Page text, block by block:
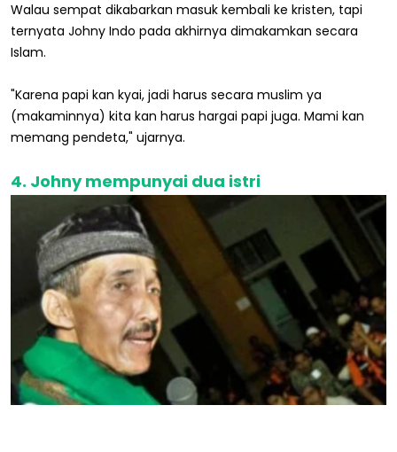
Walau sempat dikabarkan masuk kembali ke kristen, tapi
ternyata Johny Indo pada akhirnya dimakamkan secara
Islam.
"Karena papi kan kyai, jadi harus secara muslim ya
(makaminnya) kita kan harus hargai papi juga. Mami kan
memang pendeta," ujarnya.
4. Johny mempunyai dua istri